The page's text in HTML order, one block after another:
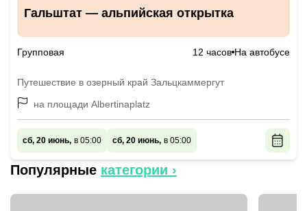
Гальштат — альпийская открытка
Групповая 12 часов На автобусе
Путешествие в озерный край Зальцкаммергут
на площади Albertinaplatz
сб, 20 июнь, в 05:00 сб, 20 июнь, в 05:00
Популярные категории ›